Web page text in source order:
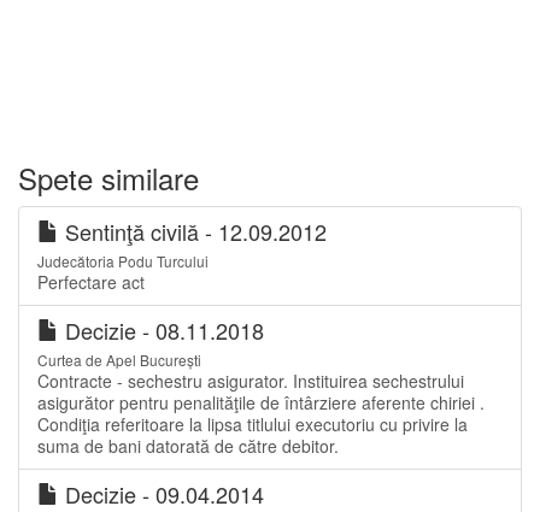
Spete similare
Sentinţă civilă - 12.09.2012
Judecătoria Podu Turcului
Perfectare act
Decizie - 08.11.2018
Curtea de Apel București
Contracte - sechestru asigurator. Instituirea sechestrului
asigurător pentru penalităţile de întârziere aferente chiriei .
Condiţia referitoare la lipsa titlului executoriu cu privire la
suma de bani datorată de către debitor.
Decizie - 09.04.2014